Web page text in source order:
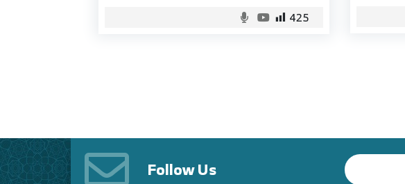
425
Follow Us